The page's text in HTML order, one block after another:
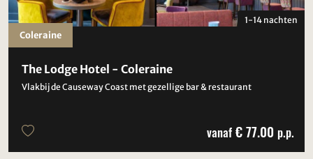
The Lodge Hotel - Coleraine
Vlakbij de Causeway Coast met gezellige bar & restaurant
1-14 nachten
vanaf € 77.00 p.p.
Coleraine